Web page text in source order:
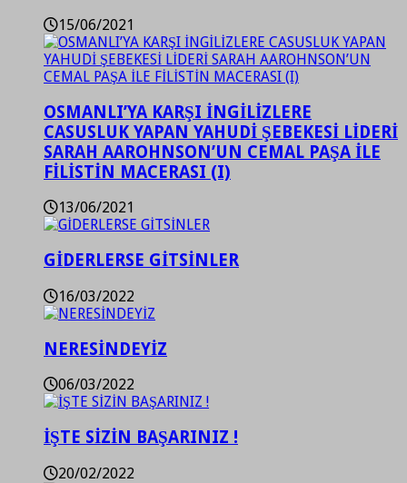
15/06/2021
OSMANLI’YA KARŞI İNGİLİZLERE
CASUSLUK YAPAN YAHUDİ ŞEBEKESİ LİDERİ
SARAH AAROHNSON’UN CEMAL PAŞA İLE
FİLİSTİN MACERASI (I)
13/06/2021
GİDERLERSE GİTSİNLER
16/03/2022
NERESİNDEYİZ
06/03/2022
İŞTE SİZİN BAŞARINIZ !
20/02/2022